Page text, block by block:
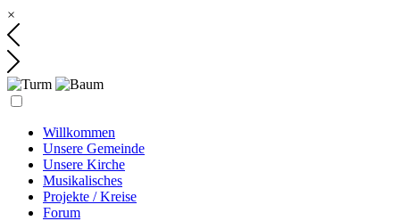
×
Willkommen
Unsere Gemeinde
Unsere Kirche
Musikalisches
Projekte / Kreise
Forum